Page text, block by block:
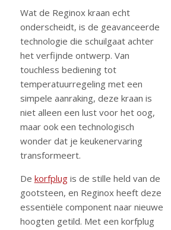
Wat de Reginox kraan echt
onderscheidt, is de geavanceerde
technologie die schuilgaat achter
het verfijnde ontwerp. Van
touchless bediening tot
temperatuurregeling met een
simpele aanraking, deze kraan is
niet alleen een lust voor het oog,
maar ook een technologisch
wonder dat je keukenervaring
transformeert.
De korfplugis de stille held van de
gootsteen, en Reginox heeft deze
essentiële component naar nieuwe
hoogten getild. Met een korfplug